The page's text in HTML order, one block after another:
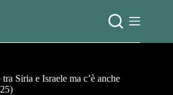
Siria e Israele ma c’è anche